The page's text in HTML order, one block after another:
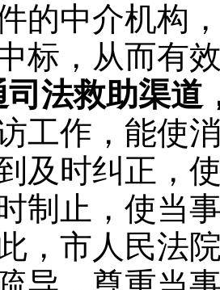
的中介机构
标，从而有
司法救助渠道
工作，能使
及时纠正，
制止，使当
，市人民法